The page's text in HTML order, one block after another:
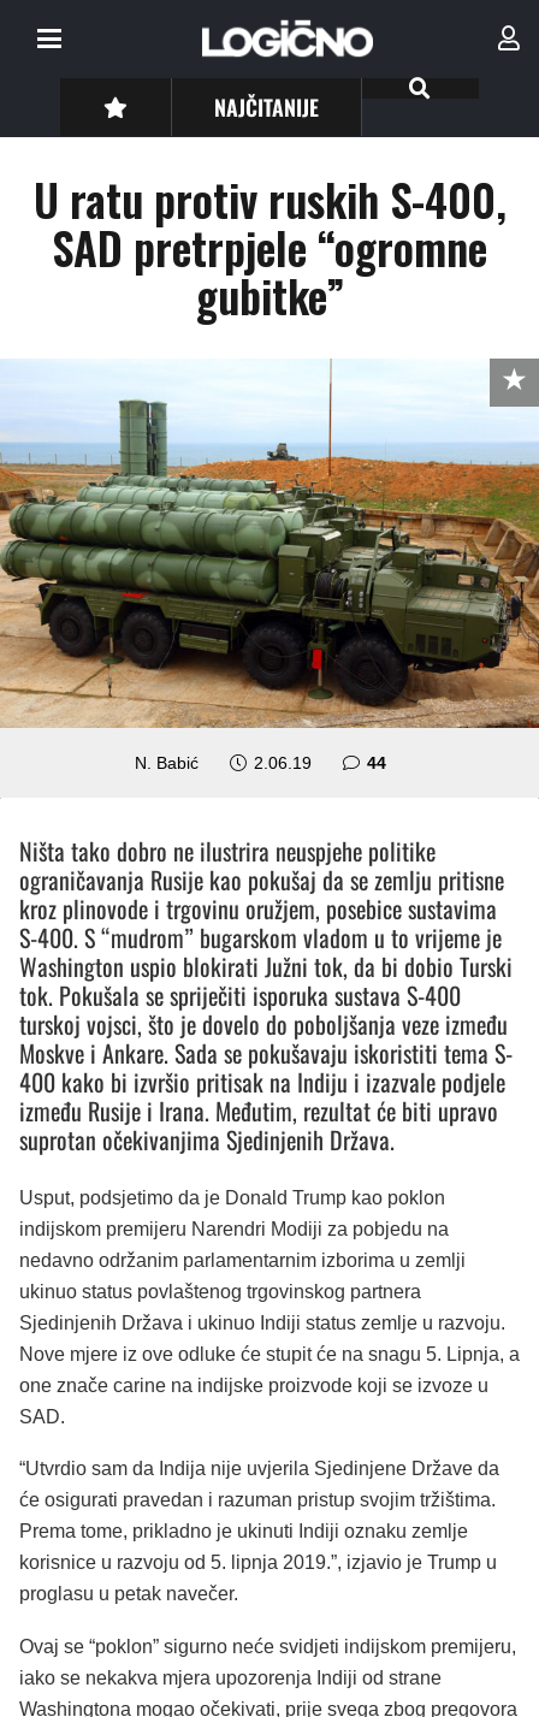
NAJČITANIJE
U ratu protiv ruskih S-400,
SAD pretrpjele “ogromne
gubitke”
N. Babić 2.06.19 44komentara
Ništa tako dobro ne ilustrira neuspjehe politike
ograničavanja Rusije kao pokušaj da se zemlju pritisne
kroz plinovode i trgovinu oružjem, posebice sustavima
S-400. S “mudrom” bugarskom vladom u to vrijeme je
Washington uspio blokirati Južni tok, da bi dobio Turski
tok. Pokušala se spriječiti isporuka sustava S-400
turskoj vojsci, što je dovelo do poboljšanja veze između
Moskve i Ankare. Sada se pokušavaju iskoristiti tema S-
400 kako bi izvršio pritisak na Indiju i izazvale podjele
između Rusije i Irana. Međutim, rezultat će biti upravo
suprotan očekivanjima Sjedinjenih Država.
Usput, podsjetimo da je Donald Trump kao poklon
indijskom premijeru Narendri Modiji za pobjedu na
nedavno održanim parlamentarnim izborima u zemlji
ukinuo status povlaštenog trgovinskog partnera
Sjedinjenih Država i ukinuo Indiji status zemlje u razvoju.
Nove mjere iz ove odluke će stupit će na snagu 5. Lipnja, a
one znače carine na indijske proizvode koji se izvoze u
SAD.
“Utvrdio sam da Indija nije uvjerila Sjedinjene Države da
će osigurati pravedan i razuman pristup svojim tržištima.
Prema tome, prikladno je ukinuti Indiji oznaku zemlje
korisnice u razvoju od 5. lipnja 2019.”, izjavio je Trump u
proglasu u petak navečer.
Ovaj se “poklon” sigurno neće svidjeti indijskom premijeru,
iako se nekakva mjera upozorenja Indiji od strane
Washingtona mogao očekivati, prije svega zbog pregovora